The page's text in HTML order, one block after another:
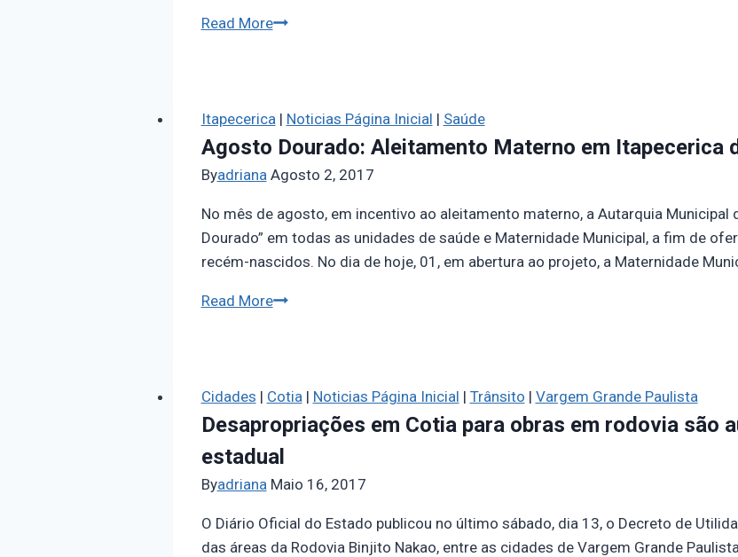
Read More
Itapecerica| Noticias Página Inicial | Saúde
Agosto Dourado: Aleitamento Materno em Itapecerica
Byadriana Agosto 2, 2017
No mês de agosto, em incentivo ao aleitamento materno, a Autarquia Municipal
Dourado” em todas as unidades de saúde e Maternidade Municipal, a fim de
recém-nascidos. No dia de hoje, 01, em abertura ao projeto, a Maternidade
Read More
Cidades | Cotia| Noticias Página Inicial | Trânsito | Vargem Grande Paulista
Desapropriações em Cotia para obras em rodovia são
estadual
Byadriana Maio 16, 2017
O Diário Oficial do Estado publicou no último sábado, dia 13, o Decreto de
das áreas da Rodovia Binjito Nakao, entre as cidades de Vargem Grande